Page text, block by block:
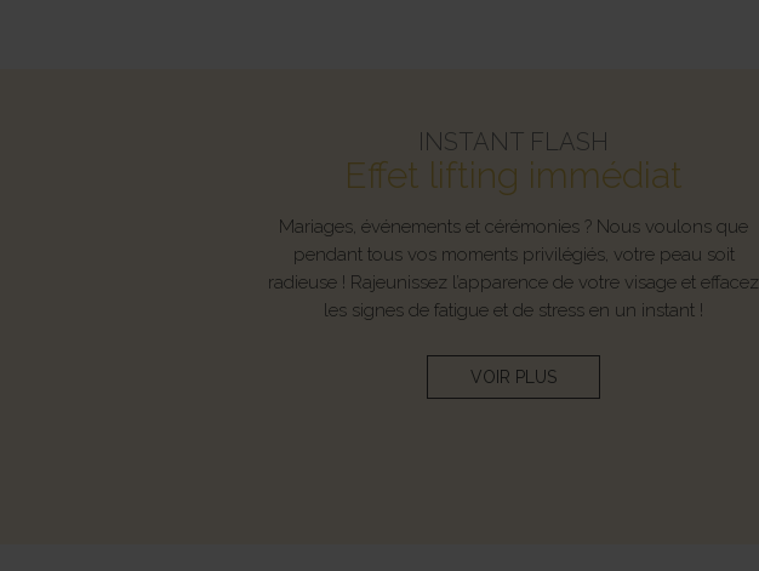
INSTANT FLASH
Effet lifting immédiat
Mariages, événements et cérémonies ? Nous voulons que
pendant tous vos moments privilégiés, votre peau soit
radieuse ! Rajeunissez l’apparence de votre visage et effacez
les signes de fatigue et de stress en un instant !
VOIR PLUS